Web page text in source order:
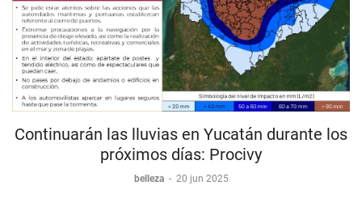
Continuarán las lluvias en Yucatán durante los
próximos días: Procivy
belleza - 20 jun 2025